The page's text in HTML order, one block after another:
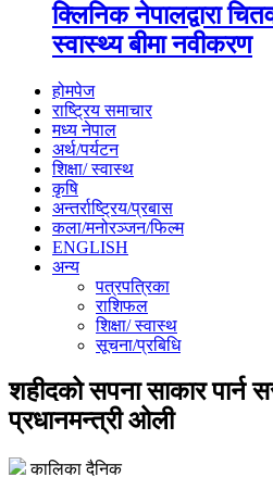
क्लिनिक नेपालद्वारा
स्वास्थ्य बीमा नवीकरण
होमपेज
राष्ट्रिय समाचार
मध्य नेपाल
अर्थ/पर्यटन
शिक्षा/ स्वास्थ
कृषि
अन्तर्राष्ट्रिय/प्रबास
कला/मनोरञ्जन/फिल्म
ENGLISH
अन्य
पत्रपत्रिका
राशिफल
शिक्षा/ स्वास्थ
सूचना/प्रबिधि
शहीदको सपना साकार पार्न
प्रधानमन्त्री ओली
कालिका दैनिक